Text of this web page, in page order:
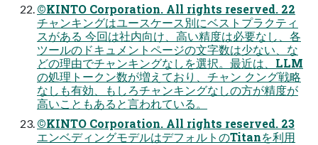
©KINTO Corporation. All rights reserved. 22
チャンキングはユースケース別にベストプラクティ
スがある 今回は社内向け、高い精度は必要なし、各
ツールのドキュメントページの文字数は少ない、な
どの理由でチャンキングなしを選択。最近は、LLM
の処理トークン数が増えており、チャン クング戦略
なしも有効、もしろチャンキングなしの方が精度が
高いこともあると言われている。
©KINTO Corporation. All rights reserved. 23
エンベディングモデルはデフォルトのTitanを利用